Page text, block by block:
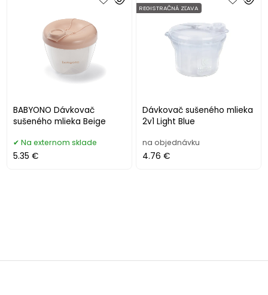
BABYONO Dávkovač
sušeného mlieka Beige
Na externom sklade
5.35 €
Dávkovač sušeného mlieka
2v1 Light Blue
REGISTRAČNÁ ZĽAVA
na objednávku
4.76 €